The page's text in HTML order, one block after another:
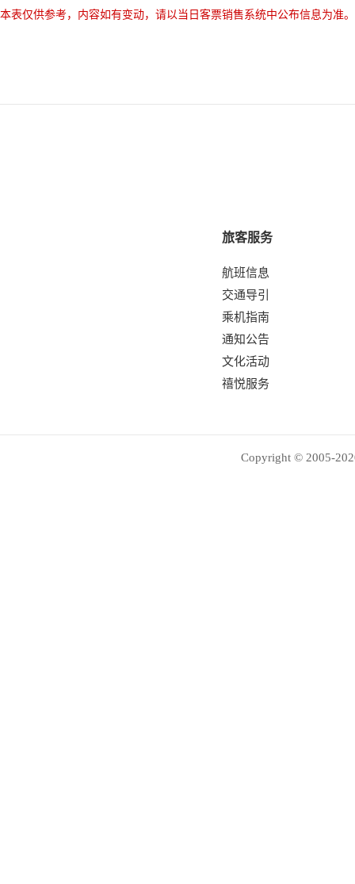
本表仅供参考，内容如有变动，请以当日客票销售系统中公布信息为准
旅客服务
航班信息
交通导引
乘机指南
通知公告
文化活动
禧悦服务
Copyright © 2005-